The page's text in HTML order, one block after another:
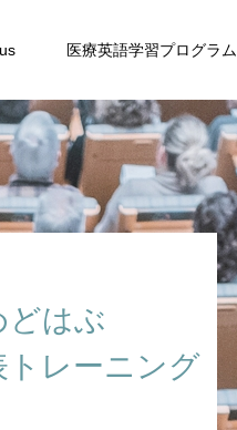
医療英語学習プログラム
どはぶ
トレーニング